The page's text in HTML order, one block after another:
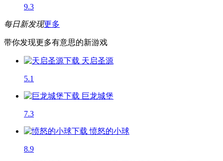
9.3
每日新发现更多
带你发现更多有意思的新游戏
天启圣源
5.1
巨龙城堡
7.3
愤怒的小球
8.9